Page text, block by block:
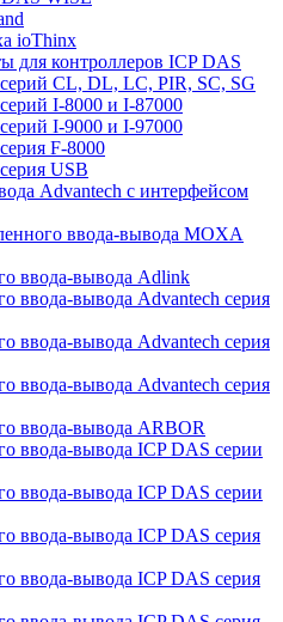
ioThinx
для контроллеров ICP DAS
CL, DL, LC, PIR, SC, SG
I-8000 и I-87000
I-9000 и I-97000
F-8000
USB
Advantech с интерфейсом
ввода-вывода MOXA
ввода-вывода Adlink
ввода-вывода Advantech серия
ввода-вывода Advantech серия
ввода-вывода Advantech серия
ввода-вывода ARBOR
ввода-вывода ICP DAS серии
ввода-вывода ICP DAS серии
ввода-вывода ICP DAS серия
ввода-вывода ICP DAS серия